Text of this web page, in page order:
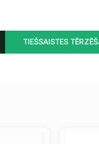
TIEŠSAISTES